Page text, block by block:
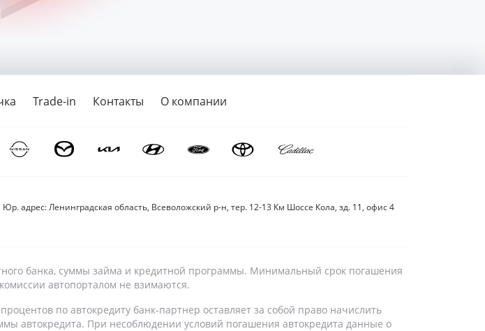
Trade-in Контакты О компании
Юр. адрес: Ленинградская область, Всеволожский р-н, тер. 12-13 Км Шоссе Кола, зд. 11, офис 4
банка, суммы займа и кредитной программы. Минимальный срок погашения
автопорталом не взимаются.
по автокредиту банк-партнер оставляет за собой право начислить
автокредита. При несоблюдении условий погашения автокредита данные о